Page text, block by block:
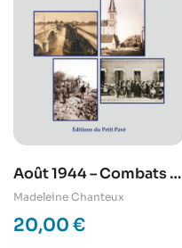
Août 1944 – Combats et
libération des Ponts-
de-Cé et de Mûrs-
Erigné
Madeleine Chanteux
20,00 €